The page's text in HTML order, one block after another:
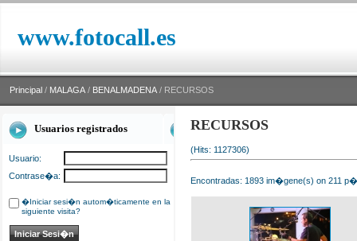
www.fotocall.es
Principal / MALAGA / BENALMADENA / RECURSOS
Usuarios registrados
Usuario:
Contrase�a:
�Iniciar sesi�n autom�ticamente en la
siguiente visita?
RECURSOS
(Hits: 1127306)
Encontradas: 1893 im�gene(s) on 211